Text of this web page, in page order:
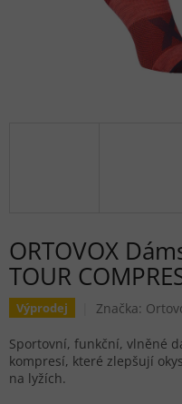
ORTOVOX
TOUR
Výprodej Značka:
Sportovní, funkční, vlněné
kompresí, které zlepšují
na lyžích.